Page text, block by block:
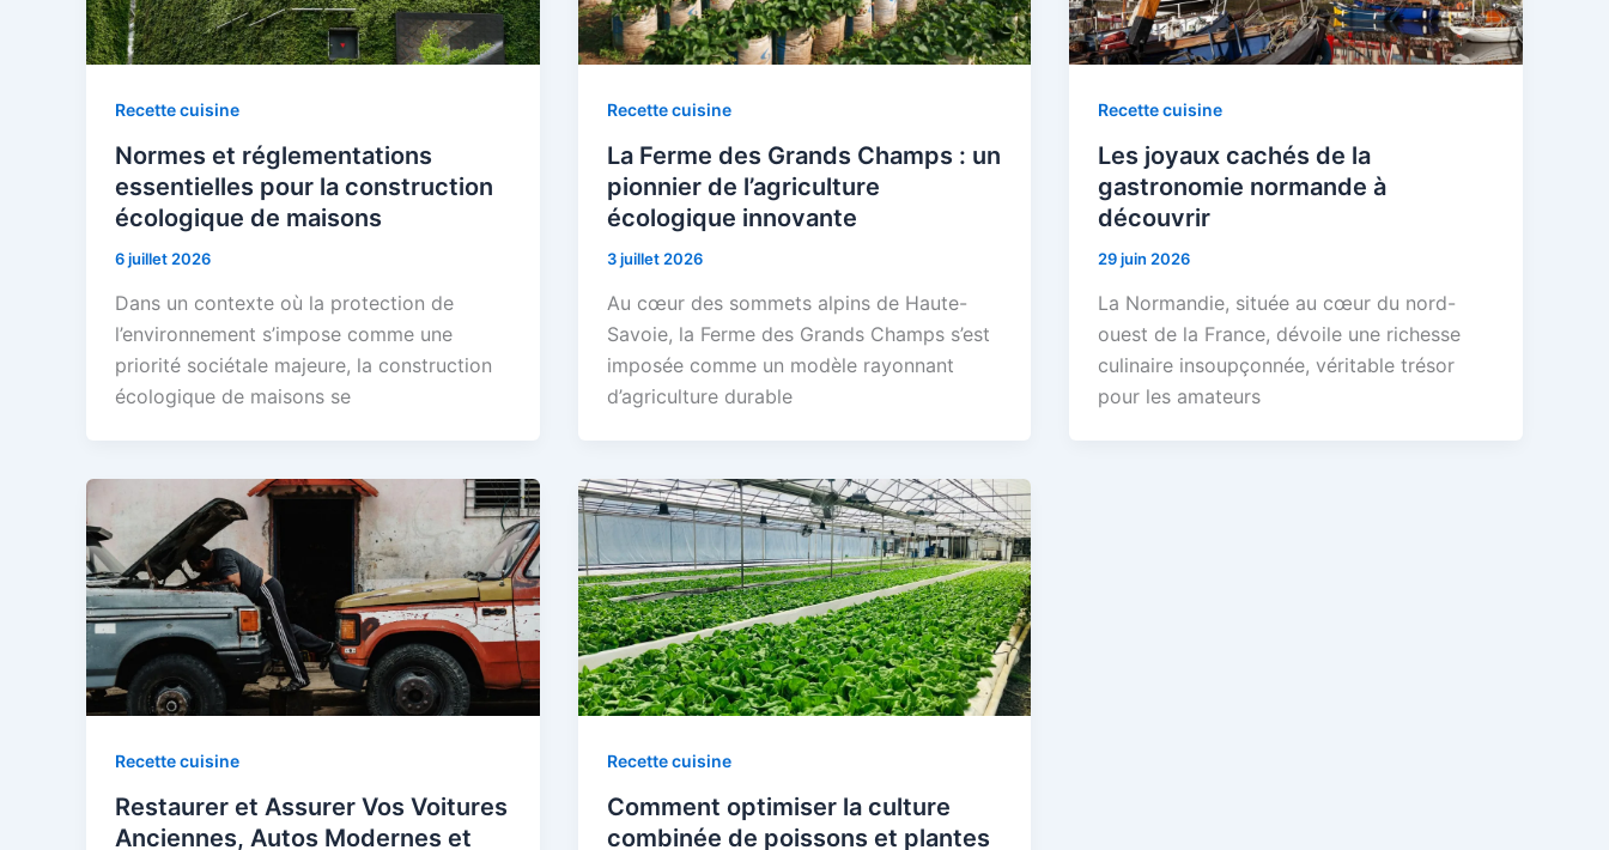
Recette cuisine
Normes et réglementations
essentielles pour la construction
écologique de maisons
6 juillet 2026
Dans un contexte où la protection de
l’environnement s’impose comme une
priorité sociétale majeure, la construction
écologique de maisons se
Recette cuisine
La Ferme des Grands Champs : un
pionnier de l’agriculture
écologique innovante
3 juillet 2026
Au cœur des sommets alpins de Haute-
Savoie, la Ferme des Grands Champs s’est
imposée comme un modèle rayonnant
d’agriculture durable
Recette cuisine
Les joyaux cachés de la
gastronomie normande à
découvrir
29 juin 2026
La Normandie, située au cœur du nord-
ouest de la France, dévoile une richesse
culinaire insoupçonnée, véritable trésor
pour les amateurs
Recette cuisine
Restaurer et Assurer Vos Voitures
Anciennes, Autos Modernes et
Recette cuisine
Comment optimiser la culture
combinée de poissons et plantes